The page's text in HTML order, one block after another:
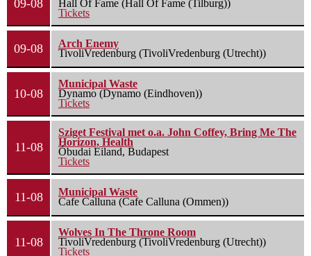
09-08
Hall Of Fame (Hall Of Fame (Tilburg))
Tickets
09-08
Arch Enemy
TivoliVredenburg (TivoliVredenburg (Utrecht))
10-08
Municipal Waste
Dynamo (Dynamo (Eindhoven))
Tickets
11-08
Sziget Festival met o.a. John Coffey, Bring Me The
Horizon, Health
Óbudai Eiland, Budapest
Tickets
11-08
Municipal Waste
Cafe Calluna (Cafe Calluna (Ommen))
11-08
Wolves In The Throne Room
TivoliVredenburg (TivoliVredenburg (Utrecht))
Tickets